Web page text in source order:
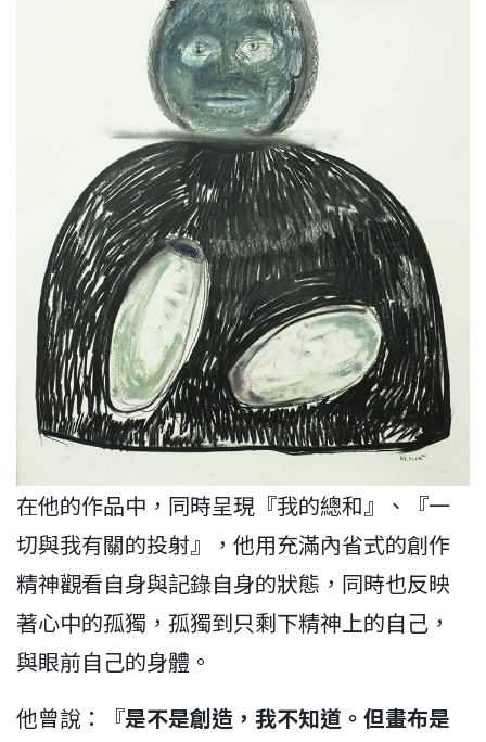
在他的作品中，同時呈現『我的總和』、『一
切與我有關的投射』，他用充滿內省式的創作
精神觀看自身與記錄自身的狀態，同時也反映
著心中的孤獨，孤獨到只剩下精神上的自己，
與眼前自己的身體。
他曾說：『是不是創造，我不知道。但畫布是